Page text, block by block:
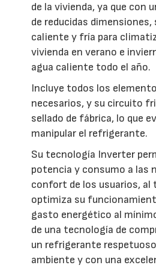
de la vivienda, ya que con
de reducidas dimensiones,
caliente y fría para
vivienda en verano e
agua caliente todo el año.
Incluye todos los
necesarios, y su circuito
sellado de fábrica, lo que
manipular el refrigerante.
Su tecnología Inverter
potencia y consumo a las
confort de los usuarios, al
optimiza su
gasto energético al
de una tecnología de
un refrigerante
ambiente y con una